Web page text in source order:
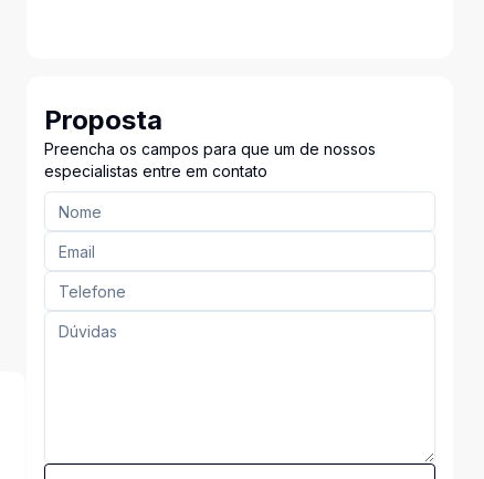
Proposta
Preencha os campos para que um de nossos
especialistas entre em contato